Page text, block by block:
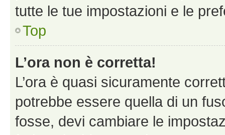
tutte le tue impostazioni e le
Top
L’ora non è corretta!
L’ora è quasi sicuramente
potrebbe essere quella di un
fosse, devi cambiare le